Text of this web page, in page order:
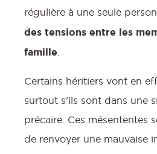
régulière à une seule
des tensions entre les
famille.
Certains héritiers vont en
surtout s’ils sont dans une
précaire. Ces mésententes
de renvoyer une mauvaise